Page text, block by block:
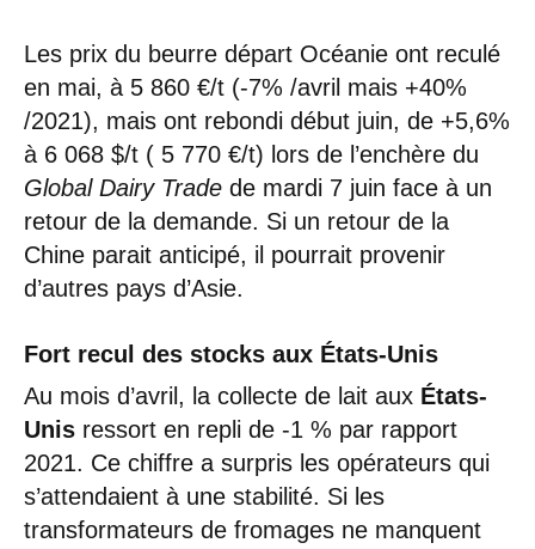
Les prix du beurre départ Océanie ont reculé
en mai, à 5 860 €/t (-7% /avril mais +40%
/2021), mais ont rebondi début juin, de +5,6%
à 6 068 $/t ( 5 770 €/t) lors de l’enchère du
Global Dairy Trade de mardi 7 juin face à un
retour de la demande. Si un retour de la
Chine parait anticipé, il pourrait provenir
d’autres pays d’Asie.
Fort recul des stocks aux États-Unis
Au mois d’avril, la collecte de lait aux États-
Unis ressort en repli de -1 % par rapport
2021. Ce chiffre a surpris les opérateurs qui
s’attendaient à une stabilité. Si les
transformateurs de fromages ne manquent